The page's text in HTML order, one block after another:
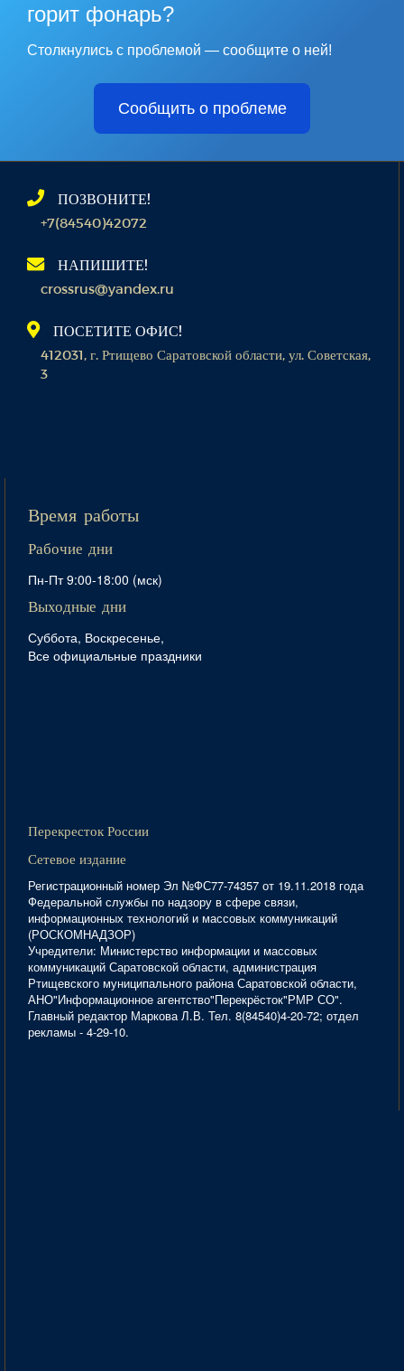
горит фонарь?
Столкнулись с проблемой — сообщите о ней!
Сообщить о проблеме
ПОЗВОНИТЕ!
+7(84540)42072
НАПИШИТЕ!
crossrus@yandex.ru
ПОСЕТИТЕ ОФИС!
412031, г. Ртищево Саратовской области, ул. Советская,
3
Время работы
Рабочие дни
Пн-Пт 9:00-18:00 (мск)
Выходные дни
Суббота, Воскресенье,
Все официальные праздники
Перекресток России
Сетевое издание
Регистрационный номер Эл №ФС77-74357 от 19.11.2018 года
Федеральной службы по надзору в сфере связи,
информационных технологий и массовых коммуникаций
(РОСКОМНАДЗОР)
Учредители: Министерство информации и массовых
коммуникаций Саратовской области, администрация
Ртищевского муниципального района Саратовской области,
АНО"Информационное агентство"Перекрёсток"РМР СО".
Главный редактор Маркова Л.В. Тел. 8(84540)4-20-72; отдел
рекламы - 4-29-10.